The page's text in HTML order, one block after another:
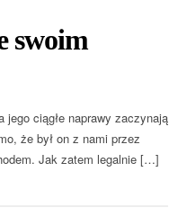
swoim
ciągłe naprawy zaczynają
że był on z nami przez
Jak zatem legalnie […]